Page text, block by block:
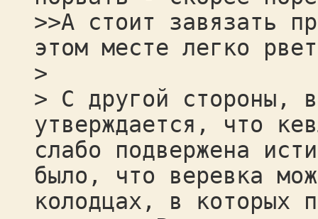
>>А стоит завязать
этом месте легко
>
> С другой стороны,
утверждается, что
слабо подвержена
было, что веревка
колодцах, в которых